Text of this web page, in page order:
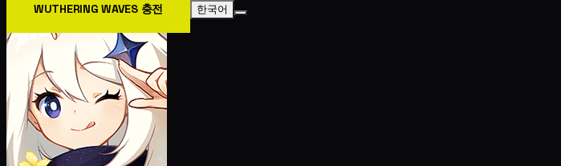
WUTHERING WAVES 충전 한국어